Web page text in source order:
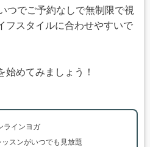
つでご予約なしで無制限で視
フスタイルに合わせやすいで
始めてみましょう！
ラインヨガ
スンがいつでも見放題